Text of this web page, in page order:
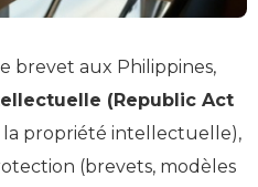
brevet aux Philippines,
(Republic Act
la propriété intellectuelle),
(brevets, modèles